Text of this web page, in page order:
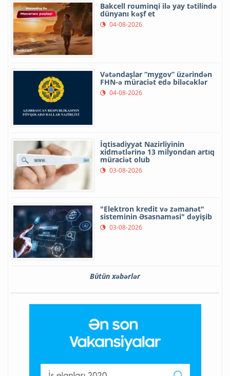
Bakcell rouminqi ilə yay tətilində
dünyanı kəşf et
04-08-2026
Vətəndaşlar “mygov” üzərindən
FHN-ə müraciət edə biləcəklər
04-08-2026
İqtisadiyyat Nazirliyinin
xidmətlərinə 13 milyondan artıq
müraciət olub
03-08-2026
"Elektron kredit və zəmanət"
sisteminin Əsasnaməsi" dəyişib
03-08-2026
Bütün xəbərlər